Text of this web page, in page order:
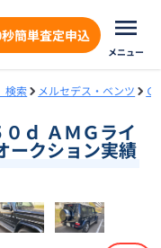
簡単査定申込
メニュー
検索 メルセデス・ベンツ Ｇ
ｄ ＡＭＧライ
クション実績
1/18